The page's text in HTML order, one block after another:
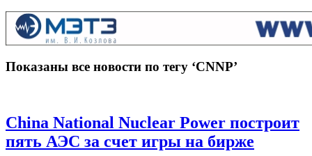
Показаны все новости по тегу ‘СNNP’
China National Nuclear Power построит
пять АЭС за счет игры на бирже